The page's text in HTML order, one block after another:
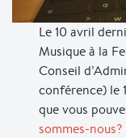
Le 10 avril
Musique à la
Conseil
conférence) le
que vous
sommes-nous?